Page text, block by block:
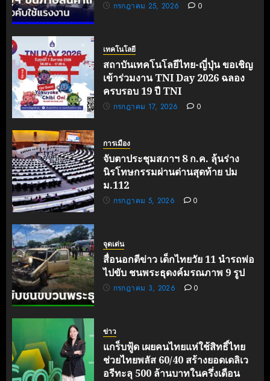
กรกฎาคม 25, 2026 0
เทคโนโลยี
สถาบันเทคโนโลยีไทย-ญี่ปุ่น ขอเชิญ
เข้าร่วมงาน TNI Day 2026 ฉลอง
ครบรอบ 19 ปี TNI
กรกฎาคม 17, 2026 0
การเมือง
จับตาประชุมสภาฯ 8 ก.ค. ลุ้นร่าง
นิรโทษกรรมผ่านด่านสุดท้าย ปม
ม.112
กรกฎาคม 5, 2026 0
จุดเด่น
สื่อนอกตีข่าว เด็กไทยวัย 11 นำรถพ่อ
ไปขับ ชนพระธุดงค์มรณภาพ 9 รูป
กรกฎาคม 3, 2026 0
ข่าว
แกร็บฟู้ด เผยคนไทยแห่ใช้สิทธิ์ไทย
ช่วยไทยพลัส 60/40 สร้างยอดเดลิเว
อรีทะลุ 500 ล้านบาทในครึ่งเดือน